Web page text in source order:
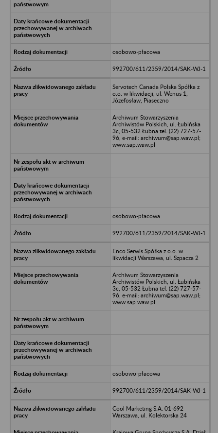
osobowo-płacowa
992700/611/2359/2014/SAK-WJ-1
Servotech Canada Polska Spółka z
o.o. w likwidacji, ul. Wenus 1,
Józefosław, Piaseczno
Archiwum Stowarzyszenia
Archiwistów Polskich, ul. Łubińska
3c, 05-532 Łubna tel. (22) 727-57-
96, e-mail: archiwum@sap.waw.pl;
www.sap.waw.pl
osobowo-płacowa
992700/611/2359/2014/SAK-WJ-1
Enco Serwis Spółka z o.o. w
likwidacji Warszawa, ul. Szpacza 2
Archiwum Stowarzyszenia
Archiwistów Polskich, ul. Łubińska
3c, 05-532 Łubna tel. (22) 727-57-
96, e-mail: archiwum@sap.waw.pl;
www.sap.waw.pl
osobowo-płacowa
992700/611/2359/2014/SAK-WJ-1
Cool Marketing S.A. 01-692
Warszawa, ul. Kolektorska 24